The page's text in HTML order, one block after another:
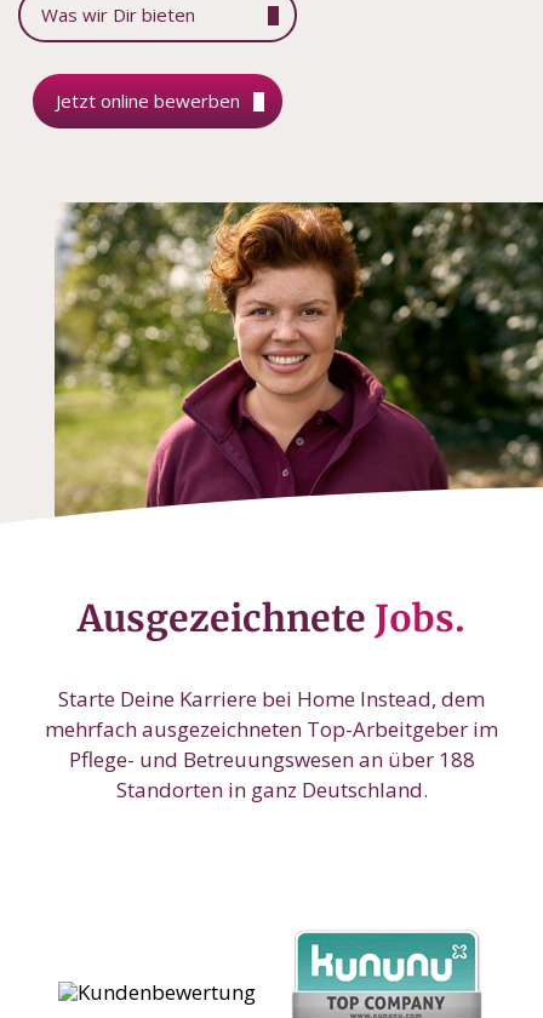
Was wir Dir bieten
Jetzt online bewerben
Ausgezeichnete Jobs.
Starte Deine Karriere bei Home Instead, dem
mehrfach ausgezeichneten Top-Arbeitgeber im
Pflege- und Betreuungswesen an über 188
Standorten in ganz Deutschland.